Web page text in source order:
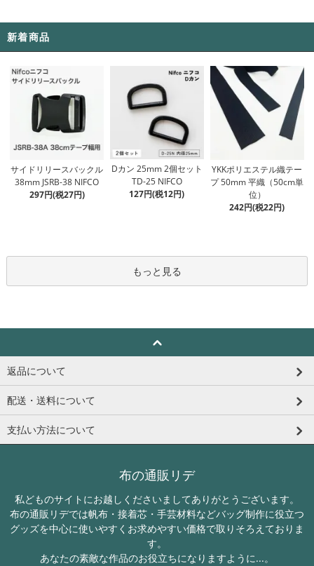
新着商品
サイドリリースバックル
38mm JSRB-38 NIFCO
297円(税27円)
Dカン 25mm 2個セット
TD-25 NIFCO
127円(税12円)
YKKポリエステル織テー
プ 50mm 平織（50cm単
位）
242円(税22円)
もっと見る
返品について
配送・送料について
支払い方法について
布の通販リデ
私どものサイトにお越しくださいましてありがとうございます。
布の通販リデでは帆布・接着芯・手芸材料などバッグ制作に役立つ
グッズを中心に使いやすくお求めやすい価格で取りそろえておりま
す。
あなたの素敵な作品のお役立ちになりますように...。